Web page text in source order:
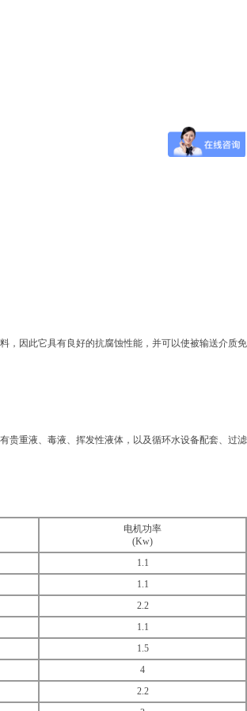
因此它具有良好的抗腐蚀性能，并可以使被输送介质免
重液、毒液、挥发性液体，以及循环水设备配套、过滤
电机功率
(Kw)
1.1
1.1
2.2
1.1
1.5
4
2.2